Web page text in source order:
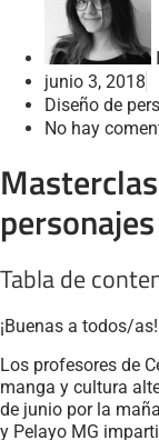
junio 3, 2018
Diseño de
No hay
Tabla de
¡Buenas a todos/as!
Los profesores de
manga y cultura
de junio por la
y Pelayo MG